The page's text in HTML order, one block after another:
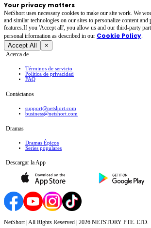
Your privacy matters
NetShort uses necessary cookies to make our site work. We
and similar technologies on our sites to personalize content
features.If you 'Accept all', you allow us and our third-party
personal irformation as described in our Cookie Policy.
Accept All ×
Acerca de
Términos de servicio
Política de privacidad
FAQ
Contáctanos
support@netshort.com
business@netshort.com
Dramas
Dramas Épicos
Series populares
Descargar la App
NetShort | All Rights Reserved | 2026 NETSTORY PTE. LTD.